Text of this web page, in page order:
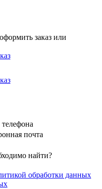
заказ или
почта
найти?
обработки данных